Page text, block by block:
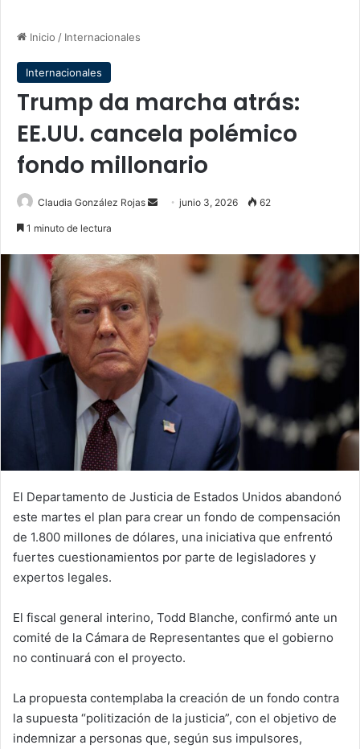
Inicio / Internacionales
Internacionales
Trump da marcha atrás:
EE.UU. cancela polémico
fondo millonario
Claudia González Rojas
Sendjunio 3, 2026 62
1 minuto de lectura
El Departamento de Justicia de Estados Unidos abandonó
este martes el plan para crear un fondo de compensación
de 1.800 millones de dólares, una iniciativa que enfrentó
fuertes cuestionamientos por parte de legisladores y
expertos legales.
El fiscal general interino, Todd Blanche, confirmó ante un
comité de la Cámara de Representantes que el gobierno
no continuará con el proyecto.
La propuesta contemplaba la creación de un fondo contra
la supuesta “politización de la justicia”, con el objetivo de
indemnizar a personas que, según sus impulsores,